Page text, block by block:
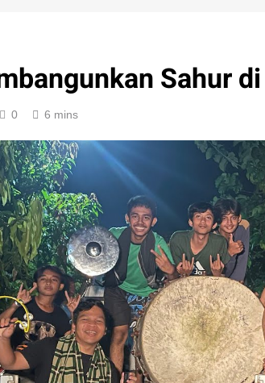
Sahur
0 6 mins